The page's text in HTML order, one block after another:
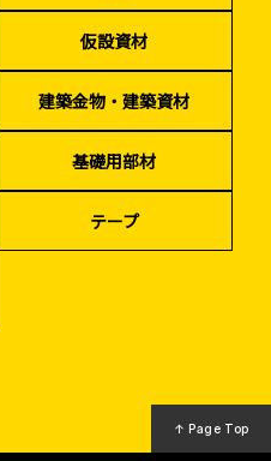
・ネット ビス 袋物
物・建築資材 型枠部材
プ
レー等
塗装工事
災害、台風対策
仮設資材
建築金物・建築資材
基礎用部材
テープ
↑ Page Top